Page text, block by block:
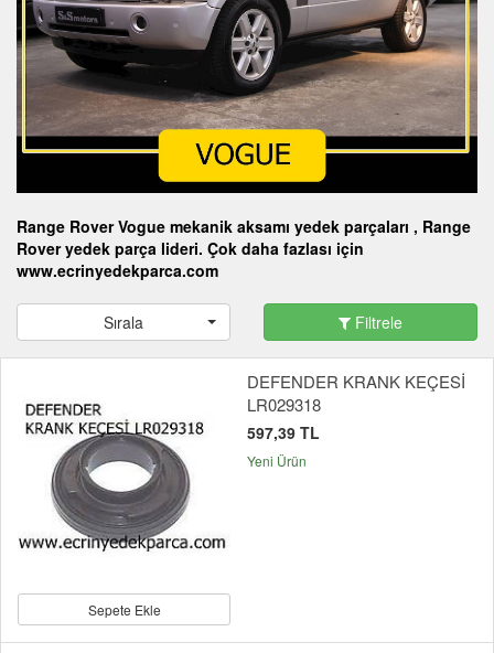
Range Rover Vogue mekanik aksamı yedek parçaları , Range
Rover yedek parça lideri. Çok daha fazlası için
www.ecrinyedekparca.com
Sırala Filtrele
Sepete Ekle
DEFENDER KRANK KEÇESİ
LR029318
597,39 TL
Yeni Ürün